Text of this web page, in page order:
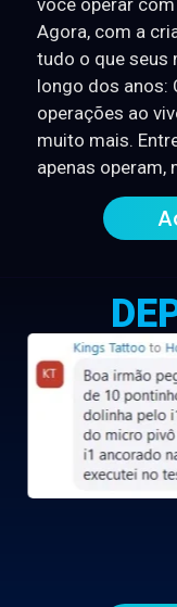
você operar
Agora, com a
tudo o que seus
longo dos anos:
operações ao
muito mais.
apenas operam,